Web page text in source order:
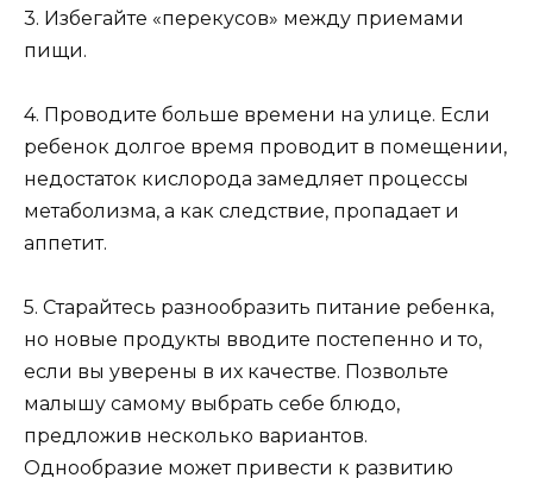
3. Избегайте «перекусов» между приемами
пищи.
4. Проводите больше времени на улице. Если
ребенок долгое время проводит в помещении,
недостаток кислорода замедляет процессы
метаболизма, а как следствие, пропадает и
аппетит.
5. Старайтесь разнообразить питание ребенка,
но новые продукты вводите постепенно и то,
если вы уверены в их качестве. Позвольте
малышу самому выбрать себе блюдо,
предложив несколько вариантов.
Однообразие может привести к развитию